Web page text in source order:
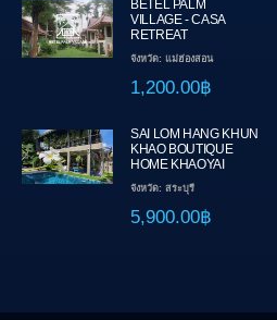
BETEL PALM
VILLAGE - CASA
RETREAT
จังหวัด: แม่ฮ่องสอน
1,200.00฿
SAI LOM HANG KHUN
KHAO BOUTIQUE
HOME KHAOYAI
จังหวัด: สระบุรี
5,900.00฿